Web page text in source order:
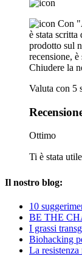
Con
è stata
prodotto sul
recensione,
Chiudere la
Valuta con 5
Ottimo
Ti è stata
Il nostro blog:
10
BE THE
I grassi
Biohacking
La